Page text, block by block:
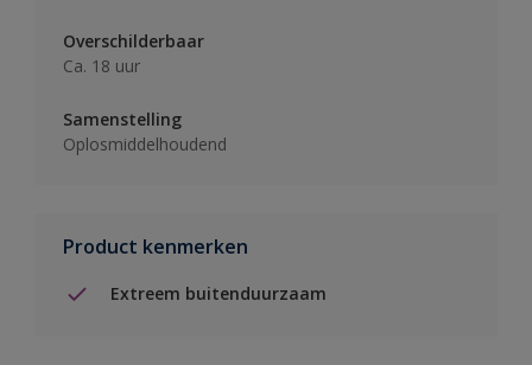
Overschilderbaar
Ca. 18 uur
Samenstelling
Oplosmiddelhoudend
Product kenmerken
Extreem buitenduurzaam